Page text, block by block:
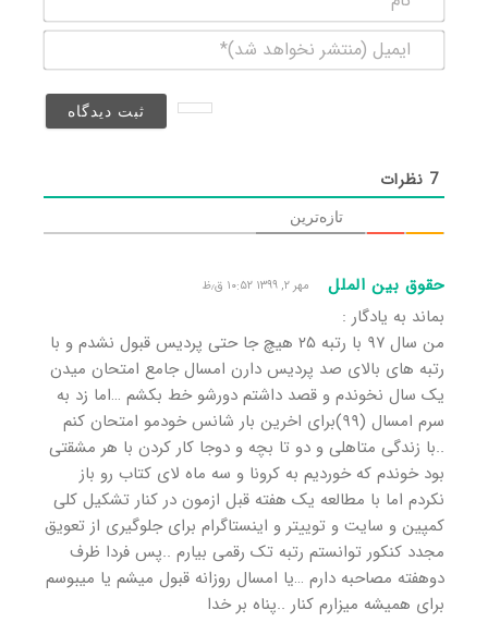
(منتشر
7 نظرات
تازه‌ترین
حقوق بین الملل مهر ۲, ۱۳۹۹ ۱۰:۵۲ ق٫ظ
بماند به یادگار :
من سال ۹۷ با رتبه ۲۵ هیچ جا حتی پردیس قبول نشدم و با
رتبه های بالای صد پردیس دارن امسال جامع امتحان میدن
یک سال نخوندم و قصد داشتم دورشو خط بکشم …اما زد به
سرم امسال (۹۹)برای اخرین بار شانس خودمو امتحان کنم
..با زندگی متاهلی و دو تا بچه و دوجا کار کردن با هر مشقتی
بود خوندم که خوردیم به کرونا و سه ماه لای کتاب رو باز
نکردم اما با مطالعه یک هفته قبل ازمون در کنار تشکیل کلی
کمپین و سایت و توییتر و اینستاگرام برای جلوگیری از تعویق
مجدد کنکور توانستم رتبه تک رقمی بیارم ..پس فردا ظرف
دوهفته مصاحبه دارم …یا امسال روزانه قبول میشم یا میبوسم
برای همیشه میزارم کنار ..پناه بر خدا